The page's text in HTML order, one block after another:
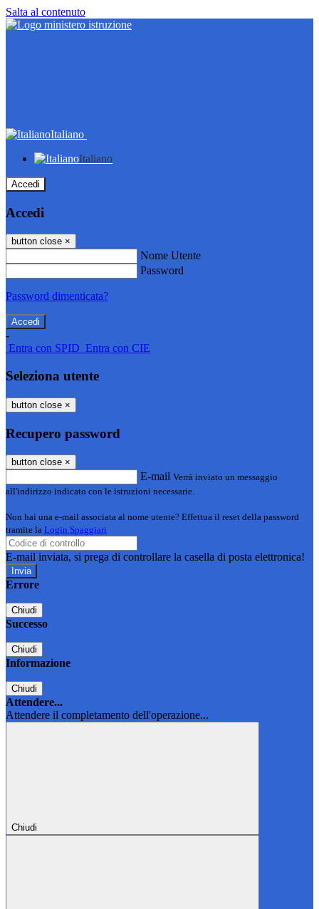
Salta al contenuto
Italiano
Italiano
Accedi
Accedi
button close ×
Nome Utente
Password
Password dimenticata?
-
Entra con SPID Entra con CIE
Seleziona utente
button close ×
Recupero password
button close ×
E-mail Verrà inviato un messaggio
all'indirizzo indicato con le istruzioni necessarie.
Non hai una e-mail associata al nome utente? Effettua il reset della password
tramite la Login Spaggiari
E-mail inviata, si prega di controllare la casella di posta elettronica!
Errore
Chiudi
Successo
Chiudi
Informazione
Chiudi
Attendere...
Attendere il completamento dell'operazione...
Chiudi